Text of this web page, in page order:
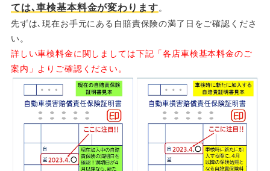
ては､車検基本料金が変わります。
先ずは､現在お手元にある自賠責保険の満了日をご確認くださ
い。
詳しい車検料金に関しましては下記「各店車検基本料金のご
案内」よりご確認ください。